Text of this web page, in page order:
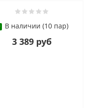
В наличии (10 пар)
3 389 руб